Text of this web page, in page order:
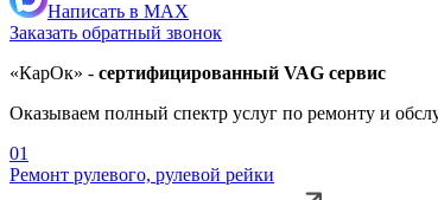
Написать в MAX
Заказать обратный звонок
«КарОк» - сертифицированный VAG сервис
Оказываем полный спектр услуг по ремонту и
01
Ремонт рулевого, рулевой рейки